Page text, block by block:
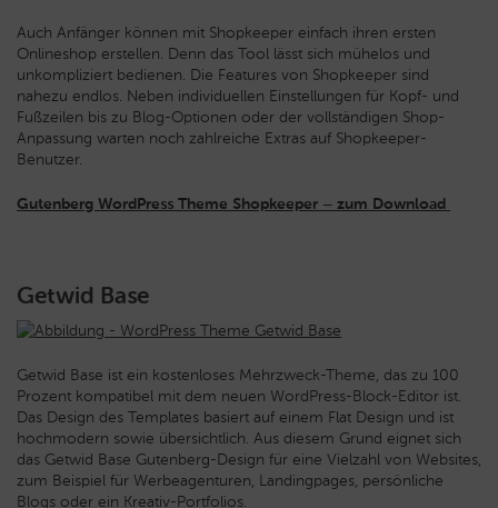
Auch Anfänger können mit Shopkeeper einfach ihren ersten
Onlineshop erstellen. Denn das Tool lässt sich mühelos und
unkompliziert bedienen. Die Features von Shopkeeper sind
nahezu endlos. Neben individuellen Einstellungen für Kopf- und
Fußzeilen bis zu Blog-Optionen oder der vollständigen Shop-
Anpassung warten noch zahlreiche Extras auf Shopkeeper-
Benutzer.
Gutenberg WordPress Theme Shopkeeper – zum Download
Getwid Base
Getwid Base ist ein kostenloses Mehrzweck-Theme, das zu 100
Prozent kompatibel mit dem neuen WordPress-Block-Editor ist.
Das Design des Templates basiert auf einem Flat Design und ist
hochmodern sowie übersichtlich. Aus diesem Grund eignet sich
das Getwid Base Gutenberg-Design für eine Vielzahl von Websites,
zum Beispiel für Werbeagenturen, Landingpages, persönliche
Blogs oder ein Kreativ-Portfolios.